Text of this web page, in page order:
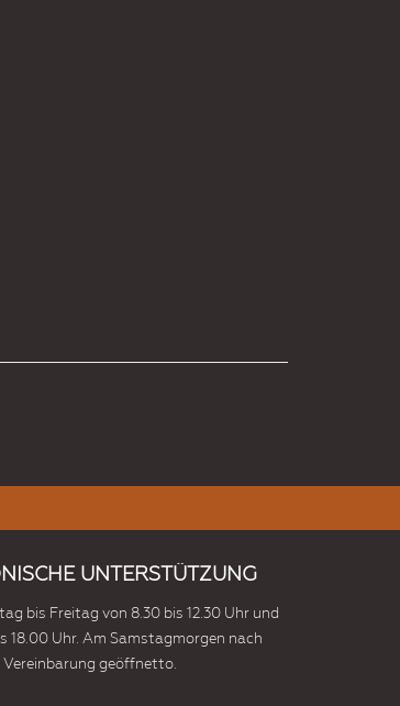
UNTERSTÜTZUNG
bis Freitag von 8.30 bis 12.30 Uhr und
18.00 Uhr. Am Samstagmorgen nach
Vereinbarung geöffnetto.